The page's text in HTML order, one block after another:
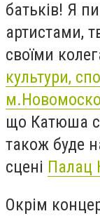
батьків! Я
артистами,
своїми
культури,
що Катюша
також буде
сцені Палац
Окрім